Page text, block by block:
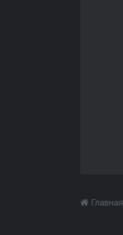
Главная